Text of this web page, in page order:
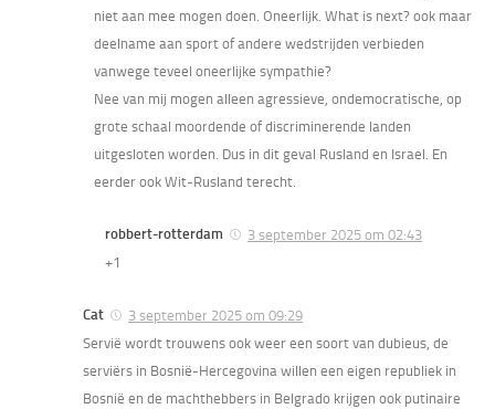
niet aan mee mogen doen. Oneerlijk. What is next? ook maar
deelname aan sport of andere wedstrijden verbieden
vanwege teveel oneerlijke sympathie?
Nee van mij mogen alleen agressieve, ondemocratische, op
grote schaal moordende of discriminerende landen
uitgesloten worden. Dus in dit geval Rusland en Israel. En
eerder ook Wit-Rusland terecht.
robbert-rotterdam
3 september 2025 om 02:43
+1
Cat
3 september 2025 om 09:29
Servië wordt trouwens ook weer een soort van dubieus, de
serviërs in Bosnië-Hercegovina willen een eigen republiek in
Bosnië en de machthebbers in Belgrado krijgen ook putinaire